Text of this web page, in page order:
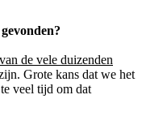
de vele duizenden
Grote kans dat we het
veel tijd om dat